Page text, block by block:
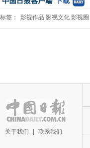
标签： 影视作品 影视文化 影视圈
关于我们 联系我们